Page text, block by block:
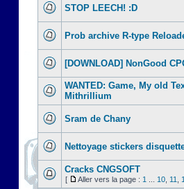
STOP LEECH! :D
Prob archive R-type
[DOWNLOAD] NonGood
WANTED: Game, My old
Mithrillium
Sram de Chany
Nettoyage stickers
Cracks CNGSOFT
[ Aller vers la page : 1 10 11